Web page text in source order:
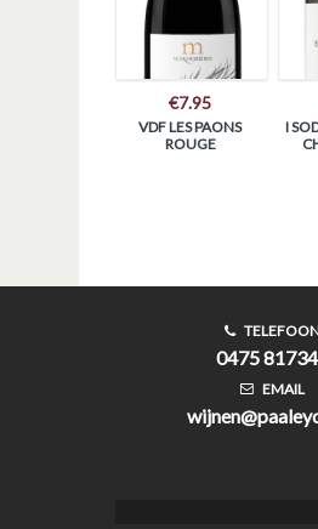
€7.95
VDF LES PAONS
ROUGE
I
0475
EMAIL